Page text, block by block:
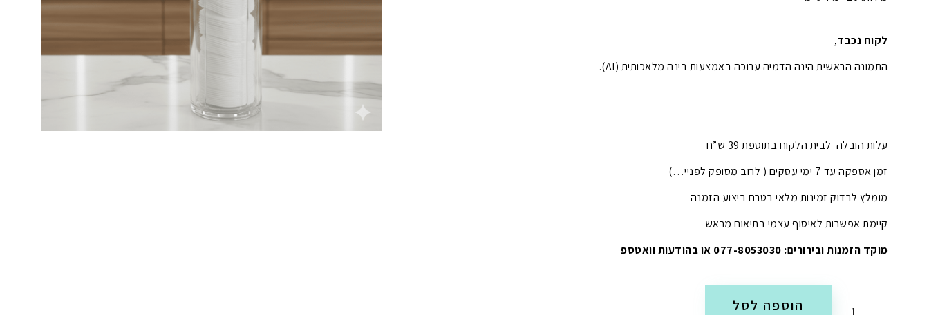
לקוח נכבד,
התמונה הראשית הינה הדמיה ערוכה באמצעות בינה מלאכותית (AI).
עלות הובלה לבית הלקוח בתוספת 39 ש”ח
זמן אספקה עד 7 ימי עסקים ( לרוב מסופק לפניי…)
מומלץ לבדוק זמינות מלאי בטרם ביצוע הזמנה
קיימת אפשרות לאיסוף עצמי בתיאום מראש
מוקד הזמנות ובירורים: 077-8053030 או בהודעות וואטספ
הוספה לסל